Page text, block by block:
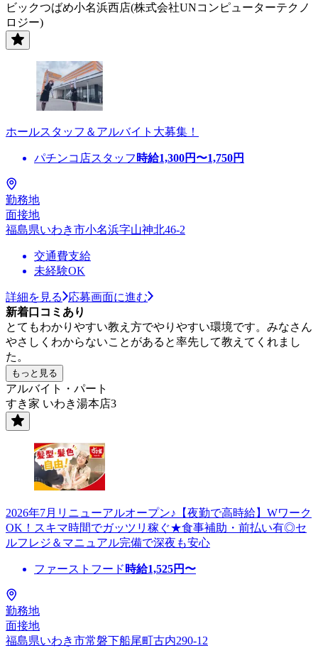
ビックつばめ小名浜西店(株式会社UNコンピューターテクノ
ロジー)
ホールスタッフ＆アルバイト大募集！
パチンコ店スタッフ 時給1,300円〜1,750円
勤務地
面接地
福島県いわき市小名浜字山神北46-2
交通費支給
未経験OK
詳細を見る
応募画面に進む
新着口コミあり
とてもわかりやすい教え方でやりやすい環境です。みなさん
やさしくわからないことがあると率先して教えてくれまし
た。
もっと見る
アルバイト・パート
すき家 いわき湯本店3
2026年7月リニューアルオープン♪【夜勤で高時給】Wワーク
OK！スキマ時間でガッツリ稼ぐ★食事補助・前払い有◎セ
ルフレジ＆マニュアル完備で深夜も安心
ファーストフード 時給1,525円〜
勤務地
面接地
福島県いわき市常磐下船尾町古内290-12